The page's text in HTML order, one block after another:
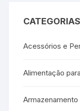
CATEGORIAS
Acessórios e
Alimentação
Armazenamento